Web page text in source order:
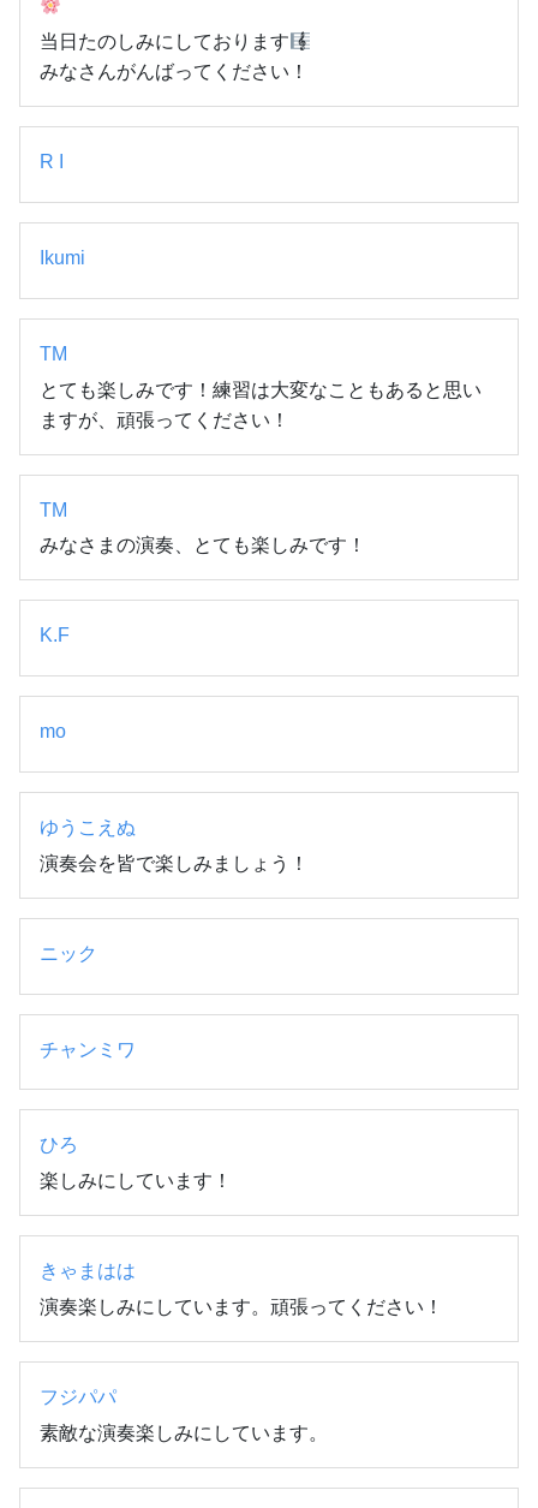
当日たのしみにしております
みなさんがんばってください！
R I
Ikumi
TM
とても楽しみです！練習は大変なこともあると思い
ますが、頑張ってください！
TM
みなさまの演奏、とても楽しみです！
K.F
mo
ゆうこえぬ
演奏会を皆で楽しみましょう！
ニック
チャンミワ
ひろ
楽しみにしています！
きゃまはは
演奏楽しみにしています。頑張ってください！
フジパパ
素敵な演奏楽しみにしています。